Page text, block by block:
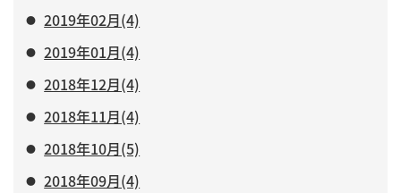
2019年02月(4)
2019年01月(4)
2018年12月(4)
2018年11月(4)
2018年10月(5)
2018年09月(4)